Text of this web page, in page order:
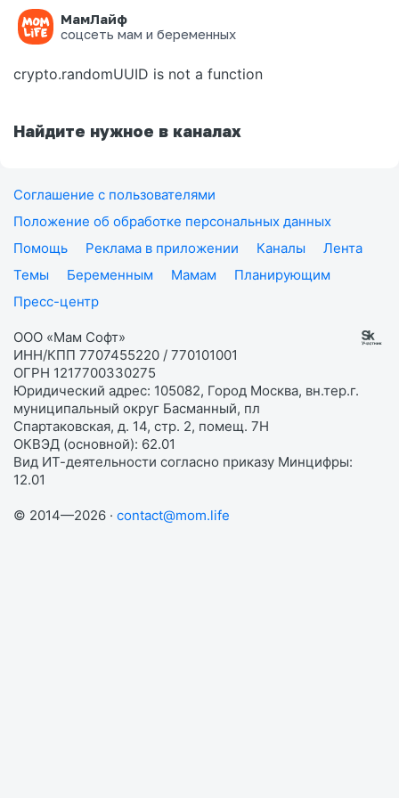
МамЛайф
соцсеть мам и беременных
Ошибка на странице
crypto.randomUUID is not a function
Найдите нужное в каналах
Соглашение с пользователями
Положение об обработке персональных данных
Помощь
Реклама в приложении Каналы
Лента
Темы
Беременным Мамам
Планирующим
Пресс-центр
ООО «Мам Софт»
ИНН/КПП 7707455220 / 770101001
ОГРН 1217700330275
Юридический адрес: 105082, Город Москва, вн.тер.г.
муниципальный округ Басманный, пл
Спартаковская, д. 14, стр. 2, помещ. 7Н
ОКВЭД (основной): 62.01
Вид ИТ-деятельности согласно приказу Минцифры:
12.01
© 2014—2026 · contact@mom.life